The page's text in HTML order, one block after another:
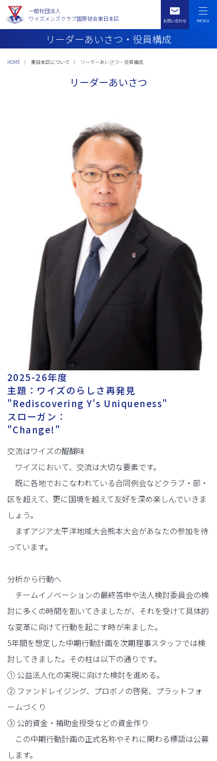
一般社団法人
ワイズメンズクラブ国際協会東日本区
リーダーあいさつ・役員構成
HOME 東日本区について リーダーあいさつ・役員構成
リーダーあいさつ
2025-26年度
主題：ワイズのらしさ再発見
"Rediscovering Y's Uniqueness"
スローガン：
"Change!"
交流はワイズの醍醐味
ワイズにおいて、交流は大切な要素です。
既に各地でおこなわれている合同例会などクラブ・部・
区を超えて、更に国境を越えて友好を深め楽しんでいきま
しょう。
まずアジア太平洋地域大会熊本大会があなたの参加を待
っています。
分析から行動へ
チームイノベーションの最終答申や法人検討委員会の検
討に多くの時間を割いてきましたが、それを受けて具体的
な変革に向けて行動を起こす時が来ました。
5年間を想定した中期行動計画を次期理事スタッフでは検
討してきました。その柱は以下の通りです。
① 公益法人化の実現に向けた検討を進める。
② ファンドレイジング、プロボノの啓発、プラットフォ
ームづくり
③ 公的資金・補助金授受などの資金作り
この中期行動計画の正式名称やそれに関わる標語は公募
します。